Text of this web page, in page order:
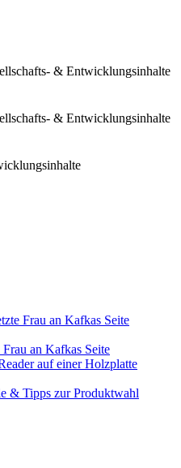
& Entwicklungsinhalte
& Entwicklungsinhalte
an Kafkas Seite
& Tipps zur Produktwahl